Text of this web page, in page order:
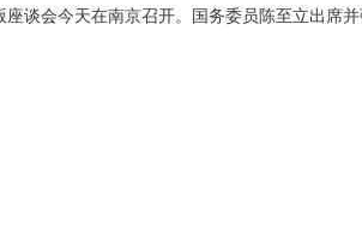
谈会今天在南京召开。国务委员陈至立出席并